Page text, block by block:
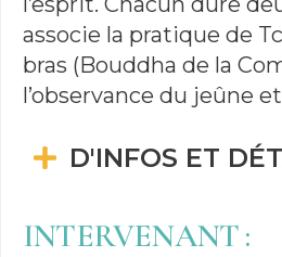
associe la pratique de
bras (Bouddha de la
l’observance du jeûne
D'INFOS ET
INTERVENANT :